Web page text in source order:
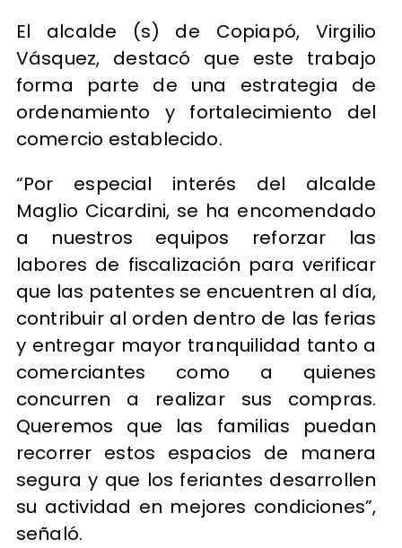
El alcalde (s) de Copiapó, Virgilio
Vásquez, destacó que este trabajo
forma parte de una estrategia de
ordenamiento y fortalecimiento del
comercio establecido.
“Por especial interés del alcalde
Maglio Cicardini, se ha encomendado
a nuestros equipos reforzar las
labores de fiscalización para verificar
que las patentes se encuentren al día,
contribuir al orden dentro de las ferias
y entregar mayor tranquilidad tanto a
comerciantes como a quienes
concurren a realizar sus compras.
Queremos que las familias puedan
recorrer estos espacios de manera
segura y que los feriantes desarrollen
su actividad en mejores condiciones”,
señaló.